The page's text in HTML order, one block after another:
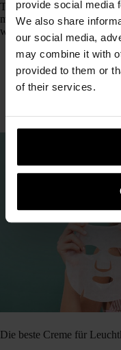
provide social media
We also share
our social media,
may combine it with
provided to them or
of their services.
Tuchmaske pro Tag
mindestens einem
wird, die Glow schenkt.
Marine Jewel
First Skin Lightening
Panda Animal Mask
Die beste Creme für